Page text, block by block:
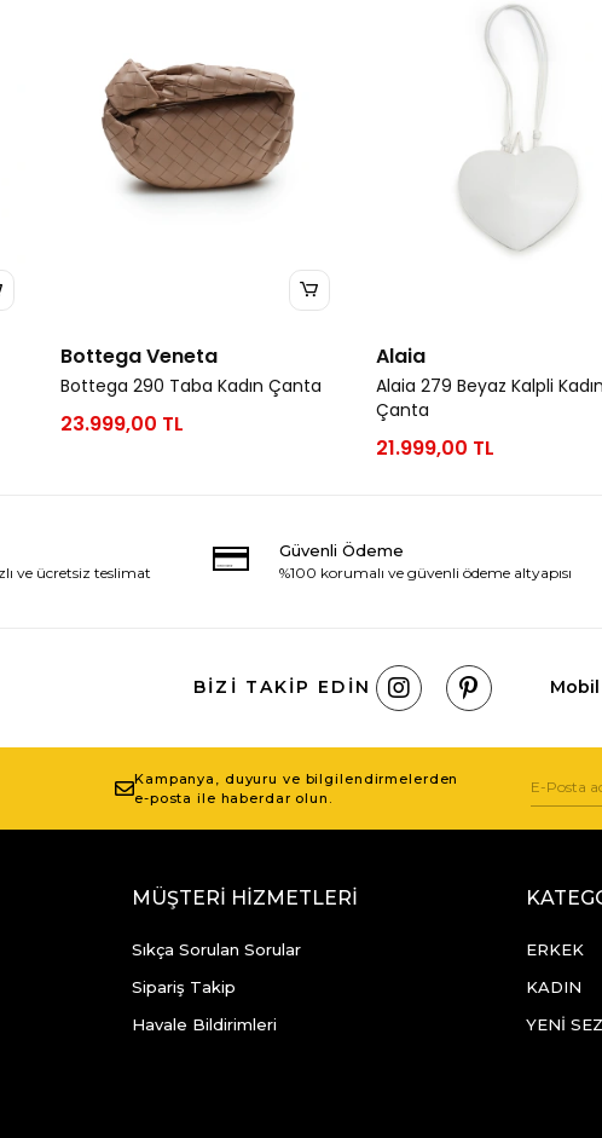
Bottega Veneta
Bottega 290 Taba Kadın Çanta
23.999,00 TL
Alaia
Alaia 279 Beyaz Kalpli Kadın
Çanta
21.999,00 TL
ve ücretsiz teslimat
Güvenli Ödeme
%100 korumalı ve güvenli ödeme altyapısı
BIZI TAKIP EDIN Mobil
Kampanya, duyuru ve bilgilendirmelerden
e-posta ile haberdar olun.
MÜŞTERİ HİZMETLERİ
Sıkça Sorulan Sorular
Sipariş Takip
Havale Bildirimleri
ERKEK
KADIN
YENİ